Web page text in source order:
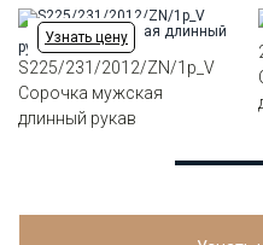
Узнать цену
S225/231/2012/ZN/1p_V
Сорочка мужская
длинный рукав